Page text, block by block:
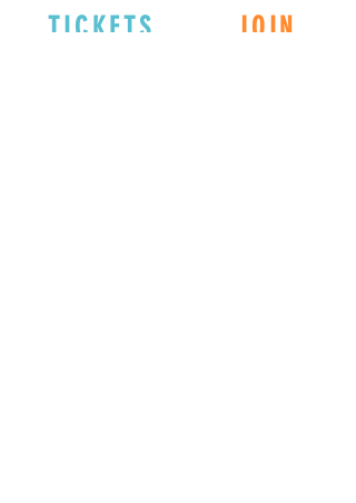
TICKETS JOIN